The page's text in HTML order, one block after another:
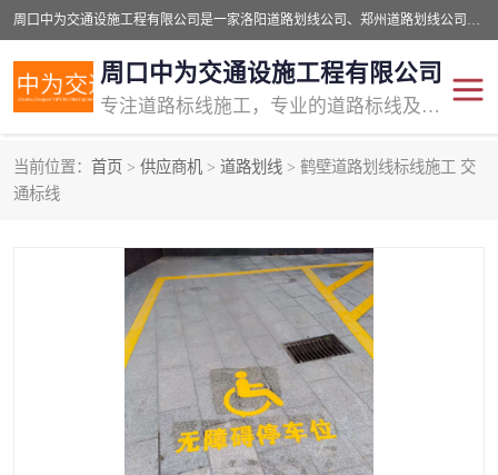
周口中为交通设施工程有限公司是一家洛阳道路划线公司、郑州道路划线公司、平顶山道路车位划线公司、开封车位划线公司、许昌道路车位划线公司、漯河道路车位划线公司，公司始终坚持“诚信、匠心、专注”的宗旨；我们的经营理念是：的服务。
周口中为交通设施工程有限公司
专注道路标线施工，专业的道路标线及交通设施施工服务商!
当前位置： 首页 > 供应商机 > 道路划线 > 鹤壁道路划线标线施工 交
通标线
交通道路标线
道路标线划线 马路标线
道路划线